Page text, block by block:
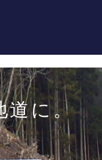
道に。